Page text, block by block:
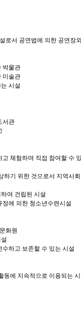
로서 공연법에 의한 공연장
박물관
미술관
시설
서관
체험하며 직접 참여할 수
기 위한 것으로서 지역사
여 건립된 시설
에 의한 청소년수련시설
화원
하고 보존할 수 있는 시설
에 지속적으로 이용되는